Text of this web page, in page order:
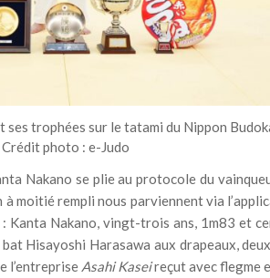
ses trophées sur le tatami du Nippon
Crédit photo : e-Judo
Nakano se plie au protocole du
moitié rempli nous parviennent via
Kanta Nakano, vingt-trois ans, 1m83 et
Hisayoshi Harasawa aux drapeaux,
l’entreprise Asahi Kaseireçut avec flegme